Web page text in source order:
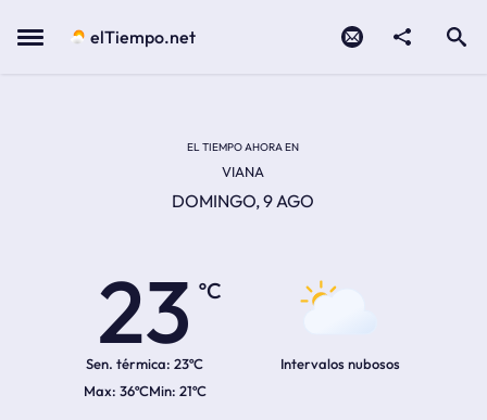
Menu elTiempo.net
EL TIEMPO AHORA EN
VIANA
DOMINGO, 9 AGO
23
ºC
Sen. térmica: 23ºC
36ºC 21ºC
Intervalos nubosos